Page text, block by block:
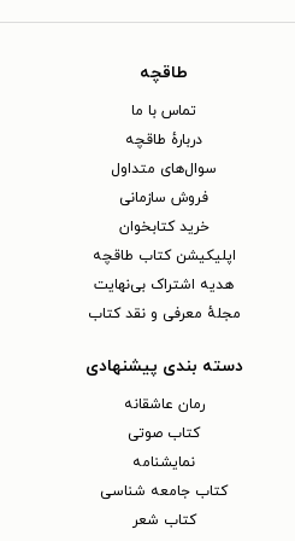
طاقچه
تماس با ما
دربارهٔ طاقچه
سوال‌های متداول
فروش سازمانی
خرید کتابخوان
اپلیکیشن کتاب طاقچه
هدیه اشتراک بی‌نهایت
مجلهٔ معرفی و نقد کتاب
دسته بندی پیشنهادی
رمان عاشقانه
کتاب‌ صوتی
نمایشنامه
کتاب جامعه شناسی
کتاب شعر